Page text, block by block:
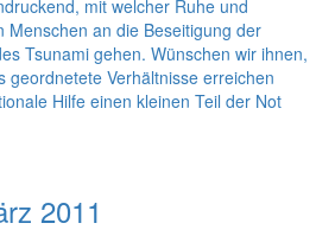
mit welcher Ruhe und
Menschen an die Beseitigung der
Tsunami gehen. Wünschen wir ihnen,
geordnetete Verhältnisse erreichen
Hilfe einen kleinen Teil der Not
2011